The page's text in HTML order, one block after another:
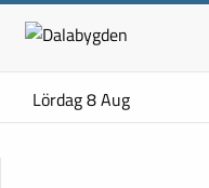
Lördag 8 Aug